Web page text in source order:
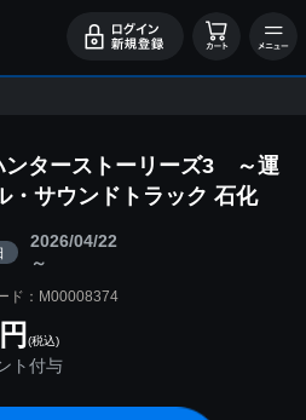
ンターストーリーズ3 ～運
・サウンドトラック 石化
2026/04/22
～
ド：M00008374
(税込)
ト付与